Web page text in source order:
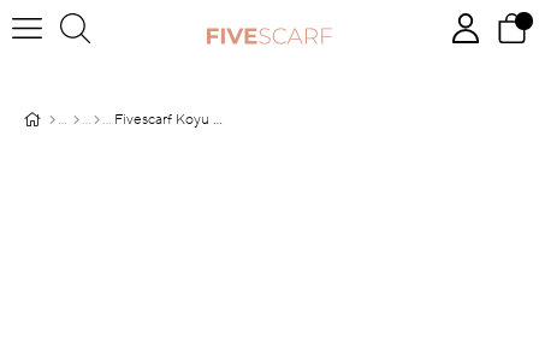
Fivescarf Koyu Pembe Pamuk Cazz Şal